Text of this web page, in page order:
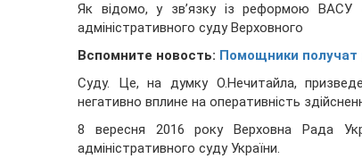
Як відомо, у зв’язку із реформою ВАСУ
адміністративного суду Верховного
Вспомните новость: Помощники
Суду. Це, на думку О.Нечитайла,
негативно вплине на оперативність
8 вересня 2016 року Верховна Рада
адміністративного суду України.